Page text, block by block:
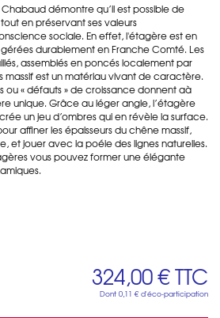
démontre qu’il est possible de
en préservant ses valeurs
sociale. En effet, l'étagère est en
durablement en Franche Comté. Les
assemblés en poncés localement par
massif est un matériau vivant de caractère.
ou « défauts » de croissance donnent aà
unique. Grâce au léger angle, l’étagère
un jeu d’ombres qui en révèle la surface.
affiner les épaisseurs du chêne massif,
et jouer avec la poéie des lignes naturelles.
vous pouvez former une élégante
324,00 €TTC
Dont 0,11 € d'éco-participation